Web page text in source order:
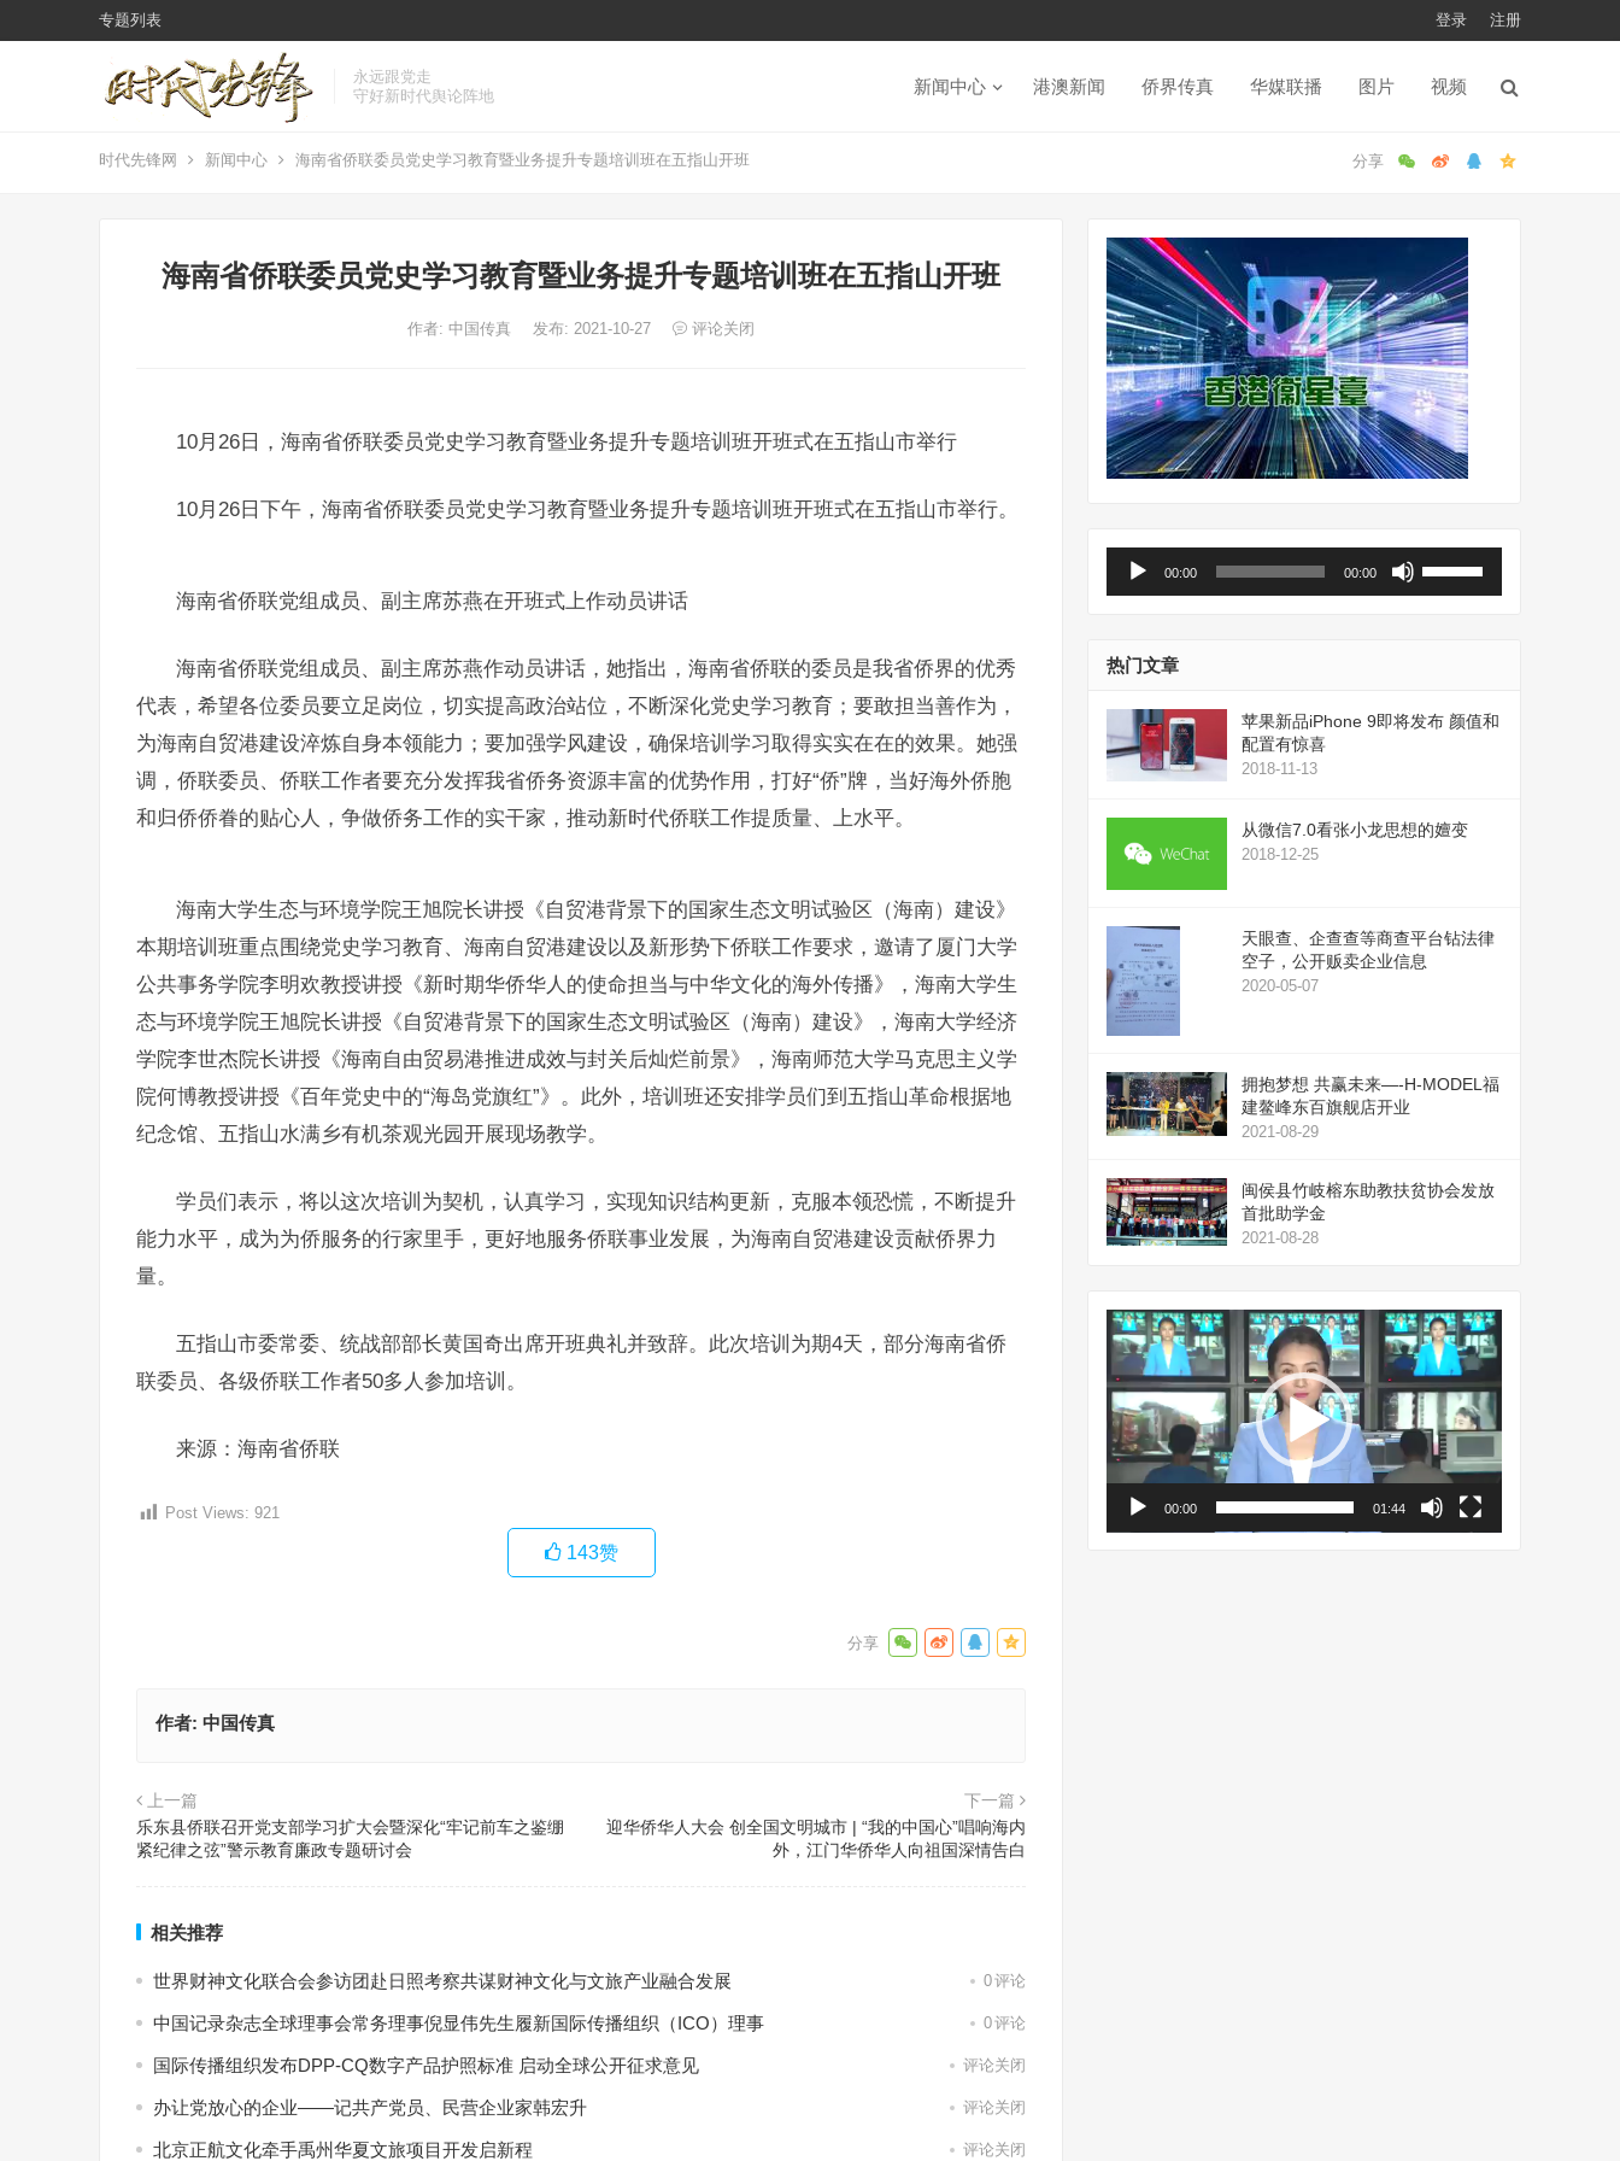
专题列表 登录 注册
永远跟党走
守好新时代舆论阵地
新闻中心 港澳新闻 侨界传真 华媒联播 图片 视频
时代先锋网 新闻中心 海南省侨联委员党史学习教育暨业务提升专题培训班在五指山开班
海南省侨联委员党史学习教育暨业务提升专题培训班在五指山开班
作者: 中国传真 发布: 2021-10-27 评论关闭
10月26日，海南省侨联委员党史学习教育暨业务提升专题培训班开班式在五指山市举行
10月26日下午，海南省侨联委员党史学习教育暨业务提升专题培训班开班式在五指山市举行。
海南省侨联党组成员、副主席苏燕在开班式上作动员讲话
海南省侨联党组成员、副主席苏燕作动员讲话，她指出，海南省侨联的委员是我省侨界的优秀
代表，希望各位委员要立足岗位，切实提高政治站位，不断深化党史学习教育；要敢担当善作为，
为海南自贸港建设淬炼自身本领能力；要加强学风建设，确保培训学习取得实实在在的效果。她强
调，侨联委员、侨联工作者要充分发挥我省侨务资源丰富的优势作用，打好“侨”牌，当好海外侨胞
和归侨侨眷的贴心人，争做侨务工作的实干家，推动新时代侨联工作提质量、上水平。
海南大学生态与环境学院王旭院长讲授《自贸港背景下的国家生态文明试验区（海南）建设》
本期培训班重点围绕党史学习教育、海南自贸港建设以及新形势下侨联工作要求，邀请了厦门大学
公共事务学院李明欢教授讲授《新时期华侨华人的使命担当与中华文化的海外传播》，海南大学生
态与环境学院王旭院长讲授《自贸港背景下的国家生态文明试验区（海南）建设》，海南大学经济
学院李世杰院长讲授《海南自由贸易港推进成效与封关后灿烂前景》，海南师范大学马克思主义学
院何博教授讲授《百年党史中的“海岛党旗红”》。此外，培训班还安排学员们到五指山革命根据地
纪念馆、五指山水满乡有机茶观光园开展现场教学。
学员们表示，将以这次培训为契机，认真学习，实现知识结构更新，克服本领恐慌，不断提升
能力水平，成为为侨服务的行家里手，更好地服务侨联事业发展，为海南自贸港建设贡献侨界力
量。
五指山市委常委、统战部部长黄国奇出席开班典礼并致辞。此次培训为期4天，部分海南省侨
联委员、各级侨联工作者50多人参加培训。
来源：海南省侨联
Post Views: 921
143赞
作者: 中国传真
上一篇
乐东县侨联召开党支部学习扩大会暨深化“牢记前车之鉴绷
紧纪律之弦”警示教育廉政专题研讨会
下一篇
迎华侨华人大会 创全国文明城市 | “我的中国心”唱响海内
外，江门华侨华人向祖国深情告白
相关推荐
世界财神文化联合会参访团赴日照考察共谋财神文化与文旅产业融合发展 0评论
中国记录杂志全球理事会常务理事倪显伟先生履新国际传播组织（ICO）理事 0评论
国际传播组织发布DPP-CQ数字产品护照标准 启动全球公开征求意见 评论关闭
办让党放心的企业——记共产党员、民营企业家韩宏升 评论关闭
北京正航文化牵手禹州华夏文旅项目开发启新程 评论关闭
器
00:00 00:00
头
键
或
量。
热门文章
苹果新品iPhone 9即将发布 颜值和
配置有惊喜
2018-11-13
从微信7.0看张小龙思想的嬗变
2018-12-25
天眼查、企查查等商查平台钻法律
空子，公开贩卖企业信息
2020-05-07
拥抱梦想 共赢未来—-H-MODEL福
建鳌峰东百旗舰店开业
2021-08-29
闽侯县竹岐榕东助教扶贫协会发放
首批助学金
2021-08-28
视
频
播
放
器
00:00 01:44